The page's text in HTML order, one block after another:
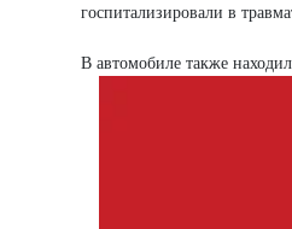
госпитализировали в
В автомобиле также